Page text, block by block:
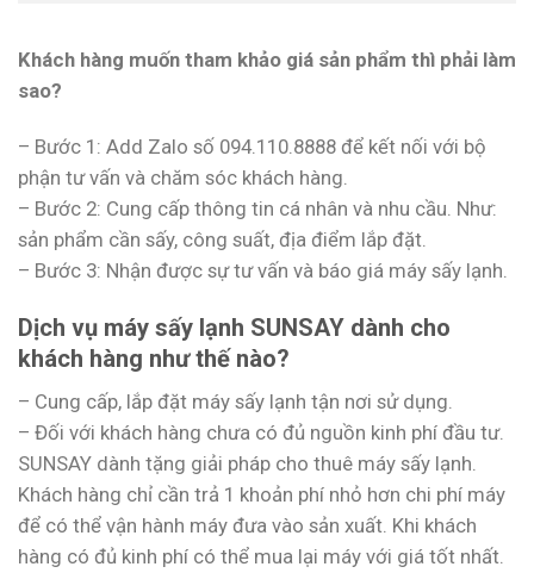
Khách hàng muốn tham khảo giá sản phẩm thì phải làm
sao?
– Bước 1: Add Zalo số 094.110.8888 để kết nối với bộ
phận tư vấn và chăm sóc khách hàng.
– Bước 2: Cung cấp thông tin cá nhân và nhu cầu. Như:
sản phẩm cần sấy, công suất, địa điểm lắp đặt.
– Bước 3: Nhận được sự tư vấn và báo giá máy sấy lạnh.
Dịch vụ máy sấy lạnh SUNSAY dành cho
khách hàng như thế nào?
– Cung cấp, lắp đặt máy sấy lạnh tận nơi sử dụng.
– Đối với khách hàng chưa có đủ nguồn kinh phí đầu tư.
SUNSAY dành tặng giải pháp cho thuê máy sấy lạnh.
Khách hàng chỉ cần trả 1 khoản phí nhỏ hơn chi phí máy
để có thể vận hành máy đưa vào sản xuất. Khi khách
hàng có đủ kinh phí có thể mua lại máy với giá tốt nhất.